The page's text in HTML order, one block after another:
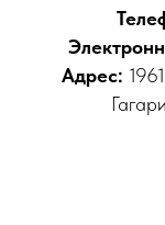
Адрес: